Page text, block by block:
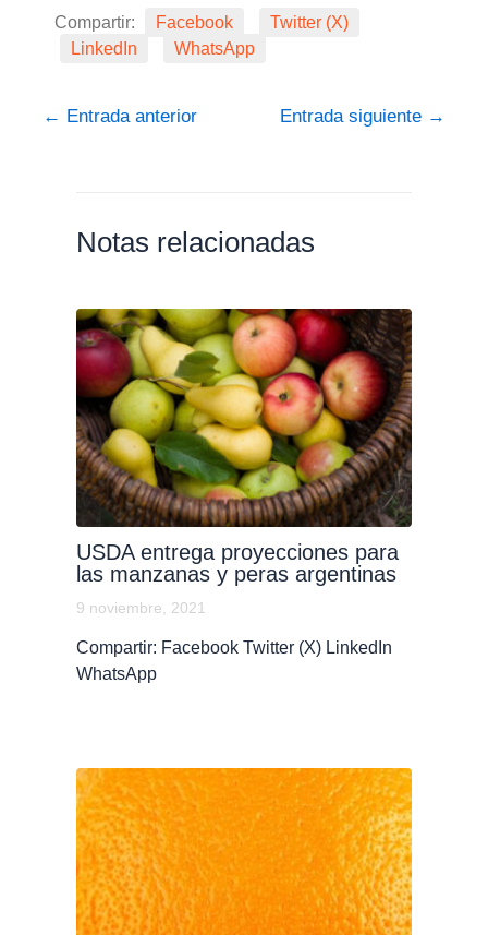
Compartir: Facebook
Twitter (X)
LinkedIn
WhatsApp
← Entrada anterior Entrada siguiente →
Notas relacionadas
USDA entrega proyecciones para
las manzanas y peras argentinas
9 noviembre, 2021
Compartir: Facebook Twitter (X) LinkedIn
WhatsApp